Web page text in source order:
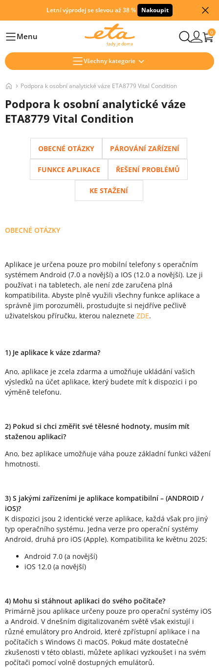
Letní výprodej se slevou až 38 % Nakoupit
HlavníMenu 0
Všechny kategorie
Podpora k osobní analytické váze ETA8779 Vital Condition
Podpora k osobní analytické váze
ETA8779 Vital Condition
OBECNÉ OTÁZKY PÁROVÁNÍ ZAŘÍZENÍ
FUNKCE APLIKACE ŘEŠENÍ PROBLÉMŮ
KE STAŽENÍ
OBECNÉ OTÁZKY
Aplikace je určena pouze pro mobilní telefony s operačním
systémem Android (7.0 a novější) a IOS (12.0 a novější). Lze ji
používat i na tabletech, ale není zde zaručena plná
kompatibilita. Abyste plně využili všechny funkce aplikace a
správně jim porozuměli, prostudujte si nejdříve pečlivě
uživatelskou příručku, kterou naleznete ZDE.
1) Je aplikace k váze zdarma?
Ano, aplikace je zcela zdarma a umožňuje ukládání vašich
výsledků na účet aplikace, který budete mít k dispozici i po
výměně telefonu.
2) Pokud si chci změřit své tělesné hodnoty, musím mít
staženou aplikaci?
Ano, bez aplikace umožňuje váha pouze základní funkci vážení
hmotnosti.
3) S jakými zařízeními je aplikace kompatibilní – (ANDROID /
iOS)?
K dispozici jsou 2 identické verze aplikace, každá však pro jiný
typ operačního systému. Jedna verze pro operační systémy
Android, druhá pro iOS (Apple). Kompatibilita ke květnu 2025:
Android 7.0 (a novější)
iOS 12.0 (a novější)
4) Mohu si stáhnout aplikaci do svého počítače?
Primárně jsou aplikace určeny pouze pro operační systémy iOS
a Android. V dnešním digitalizovaném světě však existují i
různé emulátory pro Android, které zpřístupní aplikace i na
počítačích s Windows či macOS. Pokud máte dostatečné
zkušenosti v této oblasti, můžete aplikaci vyzkoušet i na svém
počítači pomocí volně dostupných emulátorů.